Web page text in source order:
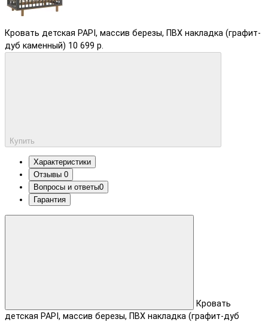
Кровать детская PAPI, массив березы, ПВХ накладка (графит-
дуб каменный) 10 699 р.
Купить
Характеристики
Отзывы 0
Вопросы и ответы0
Гарантия
Кровать
детская PAPI, массив березы, ПВХ накладка (графит-дуб